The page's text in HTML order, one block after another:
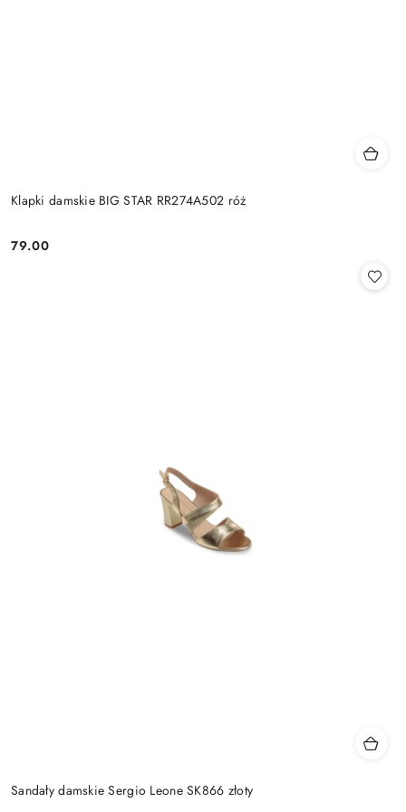
Klapki damskie BIG STAR RR274A502 róż
Cena:
79.00
Sandały damskie Sergio Leone SK866 złoty